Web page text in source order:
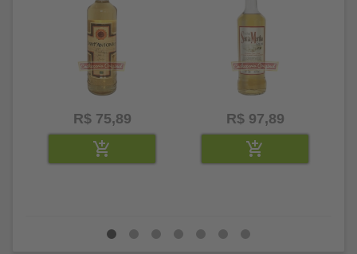
R$ 75,89 R$ 97,89